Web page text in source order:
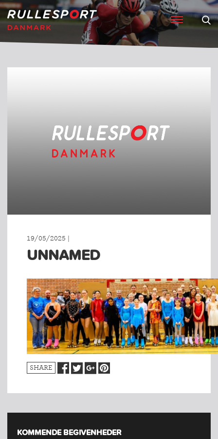
19/05/2025 |
UNNAMED
SHARE
KOMMENDE BEGIVENHEDER